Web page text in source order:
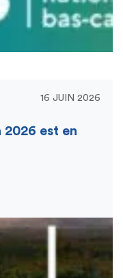
16 JUIN 2026
est en